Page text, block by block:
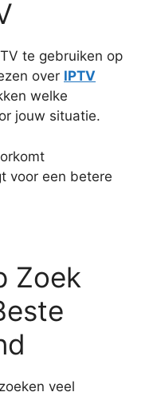
te gebruiken op
over IPTV
welke
jouw situatie.
voor een betere
Zoek
veel